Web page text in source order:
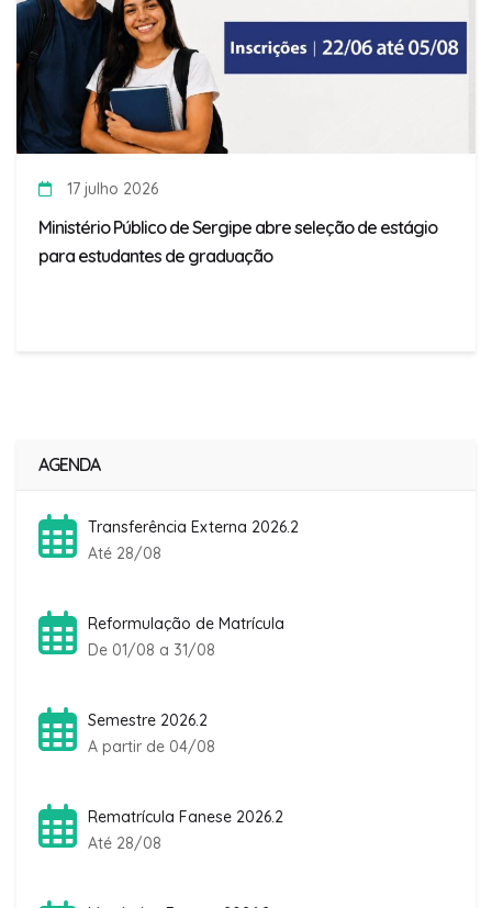
17 julho 2026
Ministério Público de Sergipe abre seleção de estágio
para estudantes de graduação
AGENDA
Transferência Externa 2026.2
Até 28/08
Reformulação de Matrícula
De 01/08 a 31/08
Semestre 2026.2
A partir de 04/08
Rematrícula Fanese 2026.2
Até 28/08